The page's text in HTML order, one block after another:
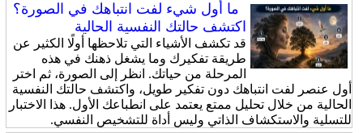
ما أول شيء لفت انتباهك في الصورة؟
اكتشف حالتك النفسية الحالية
قد تكشف الأشياء التي تلاحظها أولًا الكثير عن
طريقة تفكيرك وما يشغل ذهنك في هذه
المرحلة من حياتك. انظر إلى الصورة، ثم اختر
أول عنصر لفت انتباهك دون تفكير طويل، واكتشف حالتك النفسية
الحالية من خلال تحليل ممتع يعتمد على انطباعك الأول. هذا الاختبار
للتسلية والاستكشاف الذاتي وليس أداة للتشخيص النفسي.